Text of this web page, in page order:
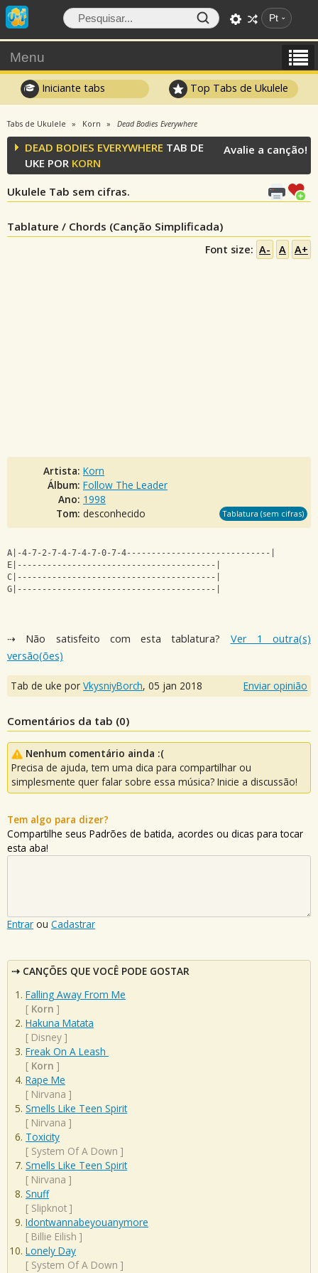
Pt
Menu
Iniciante tabs Top Tabs de Ukulele
Tabs de Ukulele Korn Dead Bodies Everywhere
DEAD BODIES EVERYWHERE TAB DE
UKE POR KORN
Ukulele Tab sem cifras.
Avalie a canção!
Tablature / Chords (Canção Simplificada)
Font size: A- A A+
Artista: Korn
Álbum: Follow The Leader
Ano: 1998
Tom: desconhecido Tablatura (sem cifras)
A|-4-7-2-7-4-7-4-7-0-7-4-----------------------------|
E|----------------------------------------|
C|----------------------------------------|
G|----------------------------------------|
⇢ Não satisfeito com esta tablatura? Ver 1 outra(s)
versão(ões)
Tab de uke por VkysniyBorch, 05 jan 2018 Enviar opinião
Comentários da tab (0)
Nenhum comentário ainda :(
Precisa de ajuda, tem uma dica para compartilhar ou
simplesmente quer falar sobre essa música? Inicie a discussão!
Tem algo para dizer?
Compartilhe seus Padrões de batida, acordes ou dicas para tocar
esta aba!
Entrar ou Cadastrar
CANÇÕES QUE VOCÊ PODE GOSTAR
Falling Away From Me
[ Korn ]
Hakuna Matata
[ Disney ]
Freak On A Leash
[ Korn ]
Rape Me
[ Nirvana ]
Smells Like Teen Spirit
[ Nirvana ]
Toxicity
[ System Of A Down ]
Smells Like Teen Spirit
[ Nirvana ]
Snuff
[ Slipknot ]
Idontwannabeyouanymore
[ Billie Eilish ]
Lonely Day
[ System Of A Down ]